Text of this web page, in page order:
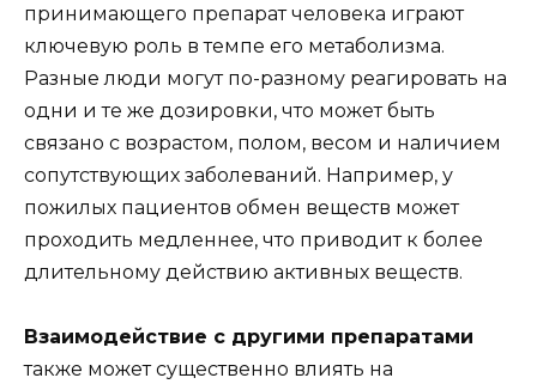
принимающего препарат человека играют
ключевую роль в темпе его метаболизма.
Разные люди могут по-разному реагировать на
одни и те же дозировки, что может быть
связано с возрастом, полом, весом и наличием
сопутствующих заболеваний. Например, у
пожилых пациентов обмен веществ может
проходить медленнее, что приводит к более
длительному действию активных веществ.
Взаимодействие с другими препаратами
также может существенно влиять на